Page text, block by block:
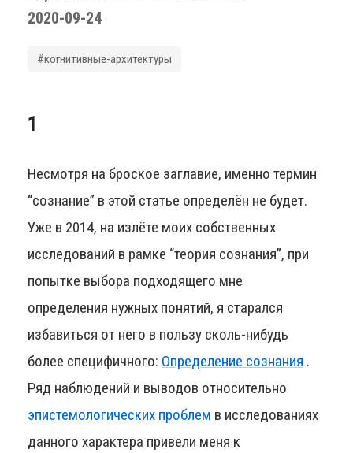
2020-09-24
#когнитивные-архитектуры
1
Несмотря на броское заглавие, именно термин
“сознание” в этой статье определён не будет.
Уже в 2014, на излёте моих собственных
исследований в рамке “теория сознания”, при
попытке выбора подходящего мне
определения нужных понятий, я старался
избавиться от него в пользу сколь-нибудь
более специфичного: Определение сознания .
Ряд наблюдений и выводов относительно
эпистемологических проблем в исследованиях
данного характера привели меня к